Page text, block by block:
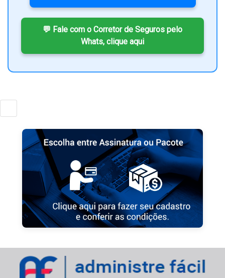
💬 Fale com o Corretor de Seguros pelo
Whats, clique aqui